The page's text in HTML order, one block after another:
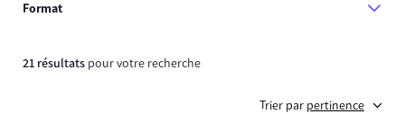
Format
21 résultats pour votre recherche
Trier par pertinence